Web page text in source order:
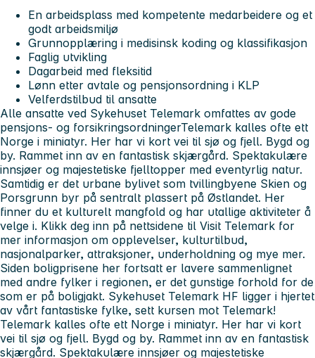
En arbeidsplass med kompetente medarbeidere og et
godt arbeidsmiljø
Grunnopplæring i medisinsk koding og klassifikasjon
Faglig utvikling
Dagarbeid med fleksitid
Lønn etter avtale og pensjonsordning i KLP
Velferdstilbud til ansatte
Alle ansatte ved Sykehuset Telemark omfattes av gode
pensjons- og forsikringsordningerTelemark kalles ofte ett
Norge i miniatyr. Her har vi kort vei til sjø og fjell. Bygd og
by. Rammet inn av en fantastisk skjærgård. Spektakulære
innsjøer og majestetiske fjelltopper med eventyrlig natur.
Samtidig er det urbane bylivet som tvillingbyene Skien og
Porsgrunn byr på sentralt plassert på Østlandet. Her
finner du et kulturelt mangfold og har utallige aktiviteter å
velge i. Klikk deg inn på nettsidene til Visit Telemark for
mer informasjon om opplevelser, kulturtilbud,
nasjonalparker, attraksjoner, underholdning og mye mer.
Siden boligprisene her fortsatt er lavere sammenlignet
med andre fylker i regionen, er det gunstige forhold for de
som er på boligjakt. Sykehuset Telemark HF ligger i hjertet
av vårt fantastiske fylke, sett kursen mot Telemark!
Telemark kalles ofte ett Norge i miniatyr. Her har vi kort
vei til sjø og fjell. Bygd og by. Rammet inn av en fantastisk
skjærgård. Spektakulære innsjøer og majestetiske